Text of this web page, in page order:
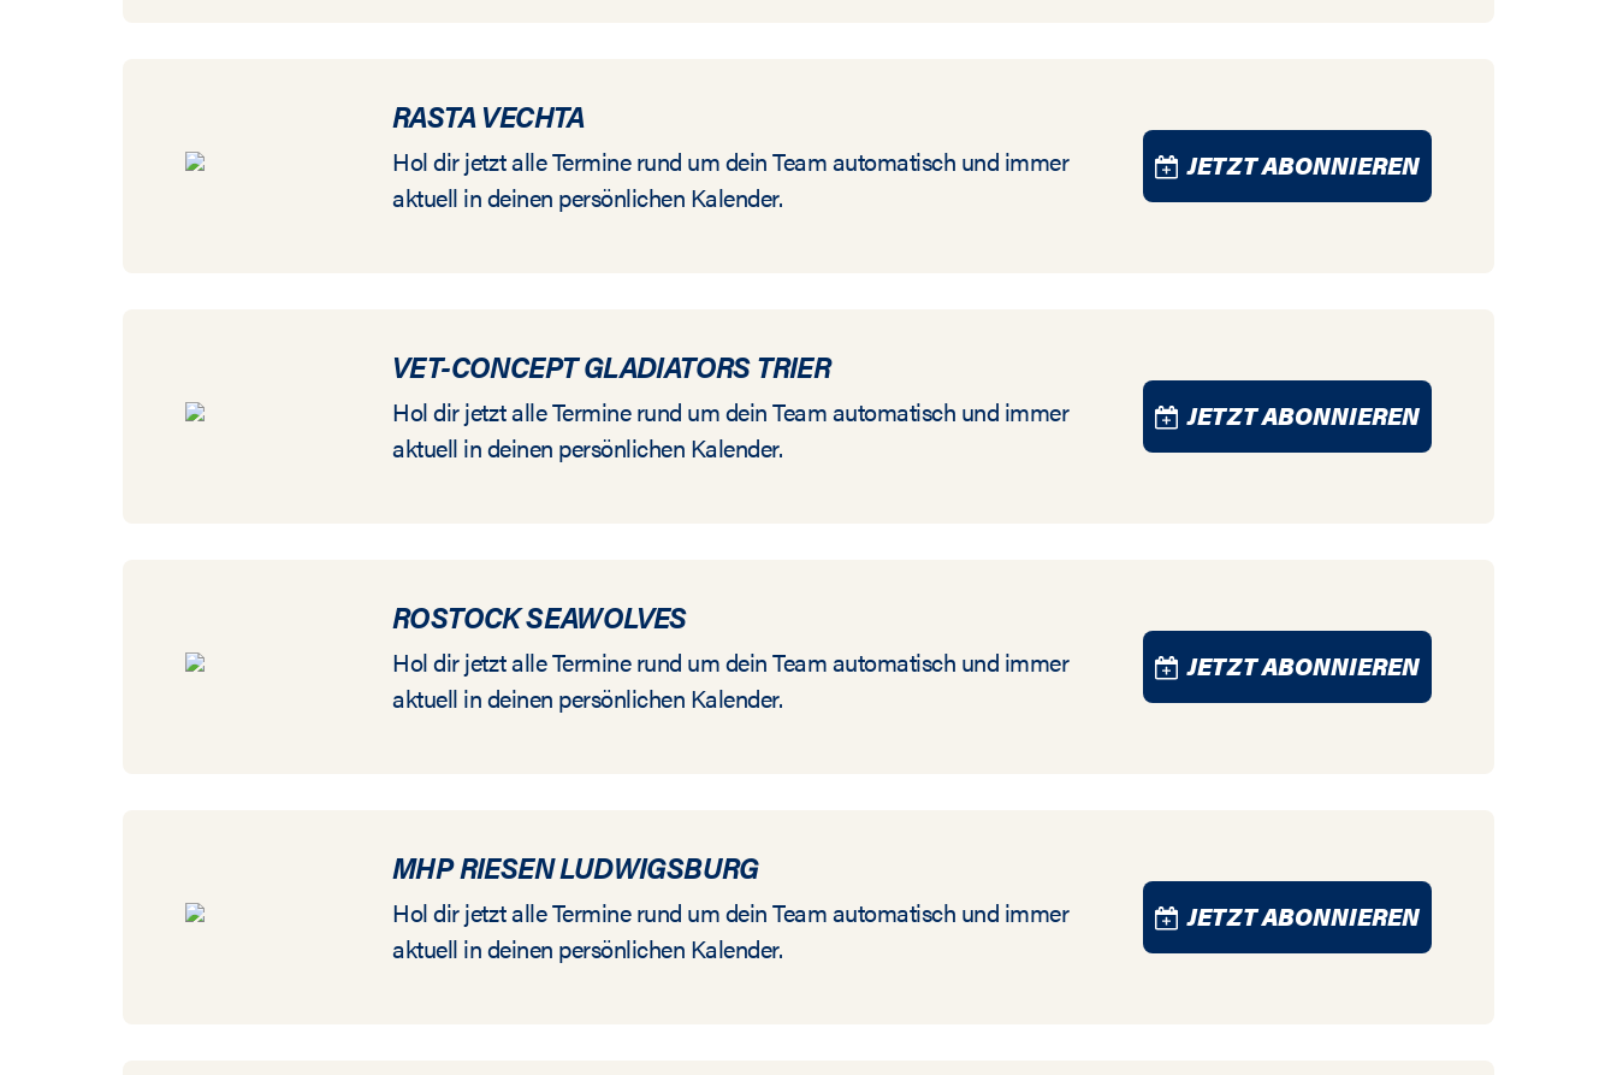
RASTA VECHTA
Hol dir jetzt alle Termine rund um dein Team automatisch und immer
aktuell in deinen persönlichen Kalender.
JETZT ABONNIEREN
VET-CONCEPT GLADIATORS TRIER
Hol dir jetzt alle Termine rund um dein Team automatisch und immer
aktuell in deinen persönlichen Kalender.
JETZT ABONNIEREN
ROSTOCK SEAWOLVES
Hol dir jetzt alle Termine rund um dein Team automatisch und immer
aktuell in deinen persönlichen Kalender.
JETZT ABONNIEREN
MHP RIESEN LUDWIGSBURG
Hol dir jetzt alle Termine rund um dein Team automatisch und immer
aktuell in deinen persönlichen Kalender.
JETZT ABONNIEREN